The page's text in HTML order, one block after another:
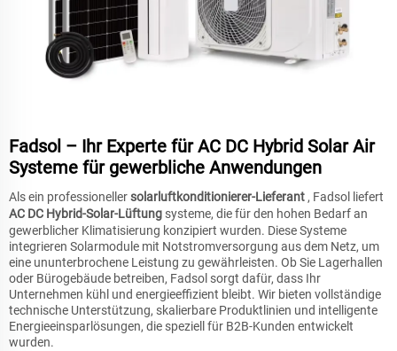
Fadsol – Ihr Experte für AC DC Hybrid Solar Air
Systeme für gewerbliche Anwendungen
Als ein professionellersolarluftkonditionierer-Lieferant , Fadsol liefert
AC DC Hybrid-Solar-Lüftung systeme, die für den hohen Bedarf an
gewerblicher Klimatisierung konzipiert wurden. Diese Systeme
integrieren Solarmodule mit Notstromversorgung aus dem Netz, um
eine ununterbrochene Leistung zu gewährleisten. Ob Sie Lagerhallen
oder Bürogebäude betreiben, Fadsol sorgt dafür, dass Ihr
Unternehmen kühl und energieeffizient bleibt. Wir bieten vollständige
technische Unterstützung, skalierbare Produktlinien und intelligente
Energieeinsparlösungen, die speziell für B2B-Kunden entwickelt
wurden.